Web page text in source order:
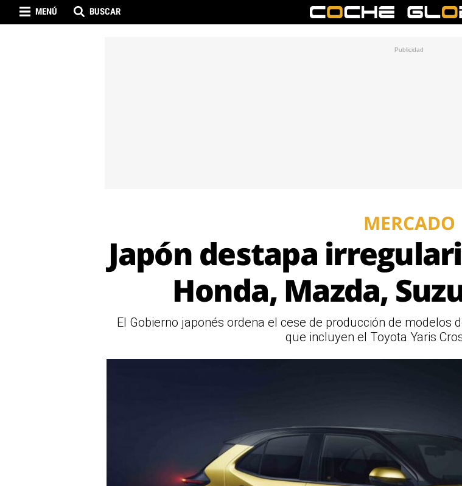
MENÚ BUSCAR
MERCADO
Japón destapa
Honda, Mazda,
El Gobierno japonés ordena el cese de producción de
que incluyen el Toyota Yaris